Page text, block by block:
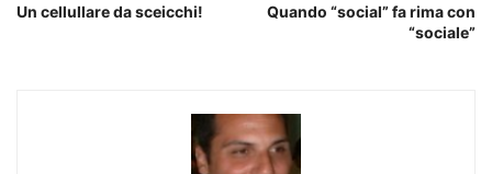
Un cellullare da sceicchi!
Quando “social” fa rima con
“sociale”